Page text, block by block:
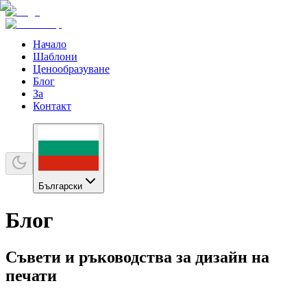
Начало
Шаблони
Ценообразуване
Блог
За
Контакт
Български
Блог
Съвети и ръководства за дизайн на
печати